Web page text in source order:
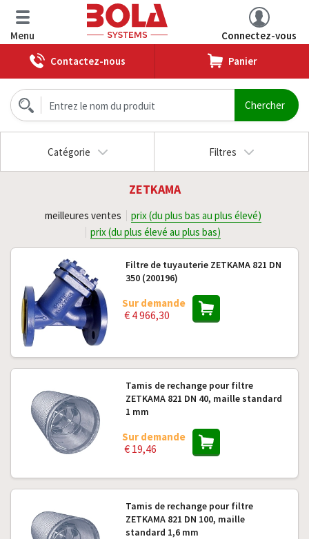
Menu
Connectez-vous
Contactez-nous
Panier
Catégorie Filtres
ZETKAMA
meilleures ventes
prix (du plus bas au plus élevé)
prix (du plus élevé au plus bas)
Filtre de tuyauterie ZETKAMA 821 DN
350 (200196)
Sur demande
€ 4 966,30
Tamis de rechange pour filtre
ZETKAMA 821 DN 40, maille standard
1 mm
Sur demande
€ 19,46
Tamis de rechange pour filtre
ZETKAMA 821 DN 100, maille
standard 1,6 mm